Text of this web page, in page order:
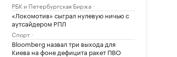
РБК и Петербургская Биржа
«Локомотив» сыграл нулевую ничью с
аутсайдером РПЛ
Спорт
Bloomberg назвал три выхода для
Киева на фоне дефицита ракет ПВО